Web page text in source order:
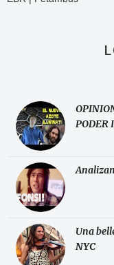
PODER
Una
NYC